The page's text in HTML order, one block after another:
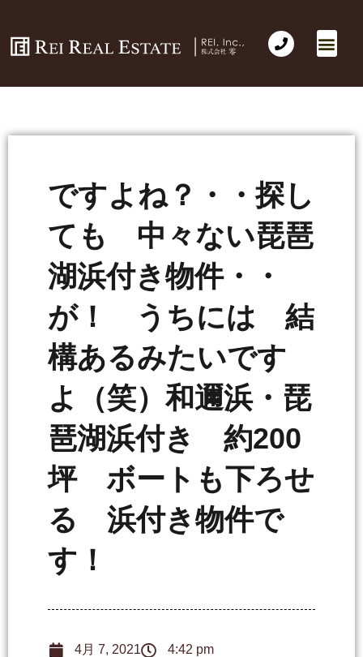
ですよね？・・探し
ても 中々ない琵琶
湖浜付き物件・・
が！ うちには 結
構あるみたいです
よ（笑）和邇浜・琵
琶湖浜付き 約200
坪 ボートも下ろせ
る 浜付き物件で
す！
4月 7, 2021 4:42 pm